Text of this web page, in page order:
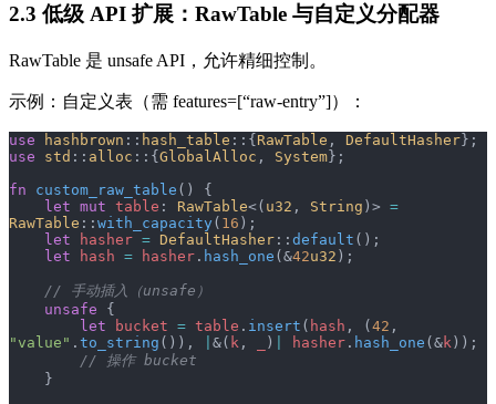
2.3 低级 API 扩展：RawTable 与自定义分配器
RawTable 是 unsafe API，允许精细控制。
示例：自定义表（需 features=[“raw-entry”]）：
use hashbrown :: hash_table ::{ RawTable , DefaultHasher };
use std :: alloc ::{ GlobalAlloc , System };
fn custom_raw_table () {
    let
mut table : RawTable<( u32 , String )> =
RawTable :: with_capacity ( 16 );
    let
hasher = DefaultHasher :: default ();
    let
hash = hasher . hash_one (&42u32 );
    // 手动插入（unsafe）
    unsafe
{
        let
bucket = table . insert ( hash , ( 42
"value" . to_string ()), &( k , ) hasher . hash_one (&k ));
        // 操作 bucket
    }